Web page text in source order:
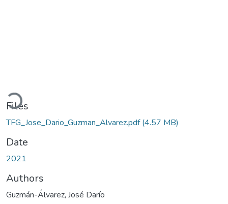
Loading...
Files
TFG_Jose_Dario_Guzman_Alvarez.pdf(4.57 MB)
Date
2021
Authors
Guzmán-Álvarez, José Darío